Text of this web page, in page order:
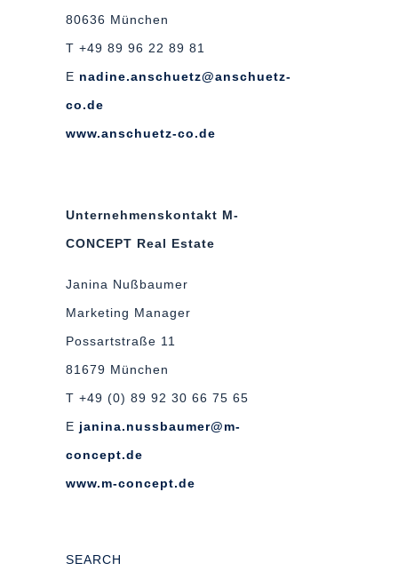
80636 München
T +49 89 96 22 89 81
E nadine.anschuetz@anschuetz-
co.de
www.anschuetz-co.de
Unternehmenskontakt M-
CONCEPT Real Estate
Janina Nußbaumer
Marketing Manager
Possartstraße 11
81679 München
T +49 (0) 89 92 30 66 75 65
E janina.nussbaumer@m-
concept.de
www.m-concept.de
SEARCH